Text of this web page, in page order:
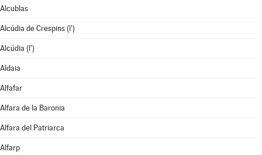
Alcublas
Alcúdia de Crespins (l')
Alcúdia (l')
Aldaia
Alfafar
Alfara de la Baronia
Alfara del Patriarca
Alfarp